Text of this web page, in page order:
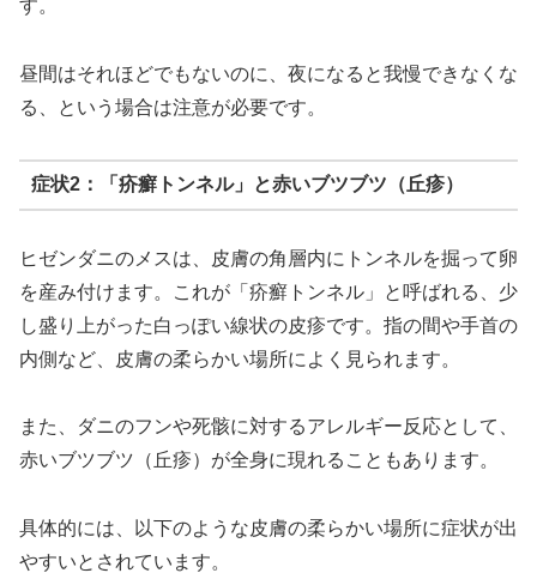
す。
昼間はそれほどでもないのに、夜になると我慢できなくな
る、という場合は注意が必要です。
症状2：「疥癬トンネル」と赤いブツブツ（丘疹）
ヒゼンダニのメスは、皮膚の角層内にトンネルを掘って卵
を産み付けます。これが「疥癬トンネル」と呼ばれる、少
し盛り上がった白っぽい線状の皮疹です。指の間や手首の
内側など、皮膚の柔らかい場所によく見られます。
また、ダニのフンや死骸に対するアレルギー反応として、
赤いブツブツ（丘疹）が全身に現れることもあります。
具体的には、以下のような皮膚の柔らかい場所に症状が出
やすいとされています。